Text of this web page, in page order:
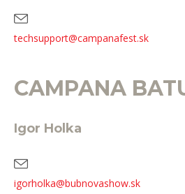
techsupport@campanafest.sk
CAMPANA
Igor Holka
igorholka@bubnovashow.sk